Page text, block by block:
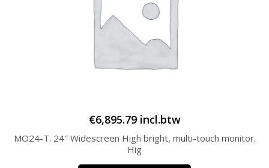
€6,895.79 incl.btw
MO24-T. 24″ Widescreen High bright, multi-touch monitor.
Hig